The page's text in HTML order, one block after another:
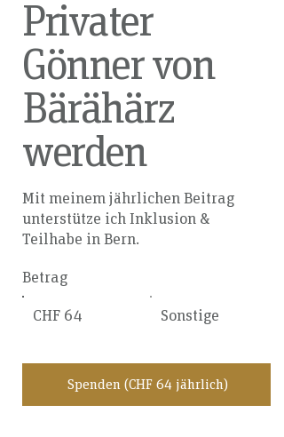
Privater
Gönner von
Bärähärz
werden
Mit meinem jährlichen Beitrag
unterstütze ich Inklusion &
Teilhabe in Bern.
Betrag
CHF 64 Sonstige
Spenden (CHF 64 jährlich)